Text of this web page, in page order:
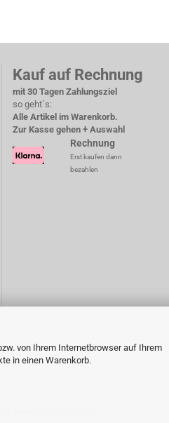
von Ihrem Internetbrowser auf Ihrem
in einen Warenkorb.
Kauf auf Rechnung
mit 30 Tagen Zahlungsziel
so geht´s:
Alle Artikel im Warenkorb.
Zur Kasse gehen + Auswahl
Rechnung
Erst kaufen dann
bezahlen